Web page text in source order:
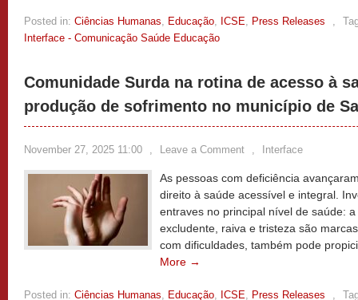
Posted in: Ciências Humanas, Educação, ICSE, Press Releases ,
Interface - Comunicação Saúde Educação
Comunidade Surda na rotina de acesso à
produção de sofrimento no município de
November 27, 2025 11:00 , Leave a Comment , Interface
As pessoas com deficiência
direito à saúde acessível e integral.
entraves no principal nível de saúde:
excludente, raiva e tristeza são
com dificuldades, também pode
More →
Posted in: Ciências Humanas, Educação, ICSE, Press Releases ,